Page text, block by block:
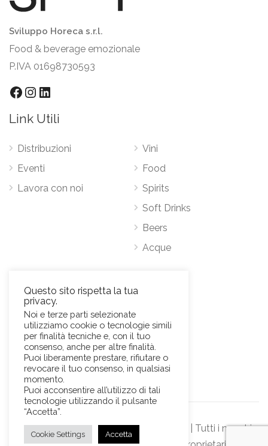
Sviluppo Horeca s.r.l.
Food & beverage emozionale
P.IVA 01698730593
Link Utili
Distribuzioni
Eventi
Lavora con noi
Vini
Food
Spirits
Soft Drinks
Beers
Acque
Via Antonio Pacinotti 63, 00146 Roma
Mob.+39 3384389569
E-Mail:news@sviluppohoreca.it
© Sviluppo Horeca s.r.l. Official Website | Tutti i marchi
Questo sito rispetta la tua
privacy.
Noi e terze parti selezionate
utilizziamo cookie o tecnologie simili
per finalità tecniche e, con il tuo
consenso, anche per altre finalità.
Puoi liberamente prestare, rifiutare o
revocare il tuo consenso, in qualsiasi
momento.
Puoi acconsentire all’utilizzo di tali
tecnologie utilizzando il pulsante
“Accetta”.
Cookie Settings Accetta